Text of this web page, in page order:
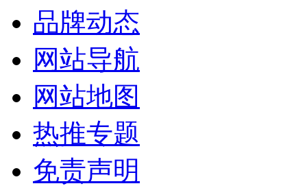
品牌动态
网站导航
网站地图
热推专题
免责声明